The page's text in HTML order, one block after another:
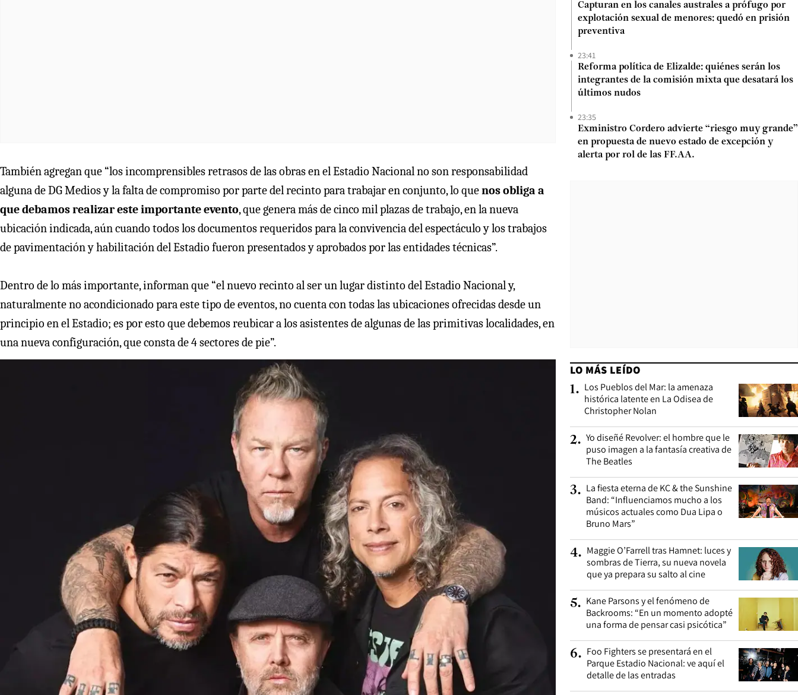
También agregan que “los incomprensibles retrasos de las obras en el Estadio Nacional no son responsabilidad
alguna de DG Medios y la falta de compromiso por parte del recinto para trabajar en conjunto, lo quenos obliga a
que debamos realizar este importante evento, que genera más de cinco mil plazas de trabajo, en la nueva
ubicación indicada, aún cuando todos los documentos requeridos para la convivencia del espectáculo y los trabajos
de pavimentación y habilitación del Estadio fueron presentados y aprobados por las entidades técnicas”.
Dentro de lo más importante, informan que “el nuevo recinto al ser un lugar distinto del Estadio Nacional y,
naturalmente no acondicionado para este tipo de eventos, no cuenta con todas las ubicaciones ofrecidas desde un
principio en el Estadio; es por esto que debemos reubicar a los asistentes de algunas de las primitivas localidades, en
una nueva configuración, que consta de 4 sectores de pie”.
Capturan en los canales australes a prófugo por
explotación sexual de menores: quedó en prisión
preventiva
23:41
Reforma política de Elizalde: quiénes serán los
integrantes de la comisión mixta que desatará los
últimos nudos
23:35
Exministro Cordero advierte “riesgo muy grande”
en propuesta de nuevo estado de excepción y
alerta por rol de las FF.AA.
LO MÁS LEÍDO
1. Los Pueblos del Mar: la amenaza
histórica latente en La Odisea de
Christopher Nolan
2. Yo diseñé Revolver: el hombre que le
puso imagen a la fantasía creativa de
The Beatles
3. La fiesta eterna de KC & the Sunshine
Band: “Influenciamos mucho a los
músicos actuales como Dua Lipa o
Bruno Mars”
4. Maggie O’Farrell tras Hamnet: luces y
sombras de Tierra, su nueva novela
que ya prepara su salto al cine
5. Kane Parsons y el fenómeno de
Backrooms: “En un momento adopté
una forma de pensar casi psicótica”
6. Foo Fighters se presentará en el
Parque Estadio Nacional: ve aquí el
detalle de las entradas